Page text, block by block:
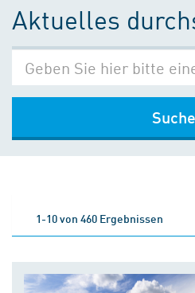
Aktuelles
1-10 von 460 Ergebnissen